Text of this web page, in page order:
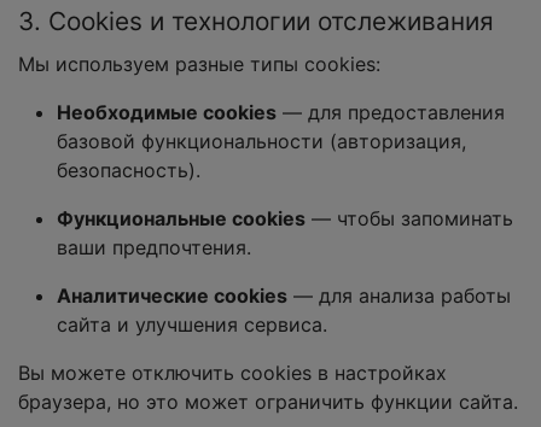
3. Cookies и технологии отслеживания
Мы используем разные типы cookies:
Необходимые cookies — для предоставления
базовой функциональности (авторизация,
безопасность).
Функциональные cookies — чтобы запоминать
ваши предпочтения.
Аналитические cookies — для анализа работы
сайта и улучшения сервиса.
Вы можете отключить cookies в настройках
браузера, но это может ограничить функции сайта.